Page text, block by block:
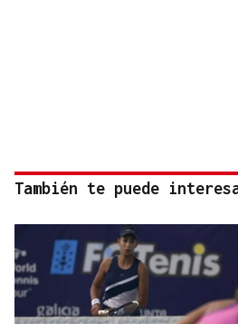
También te puede